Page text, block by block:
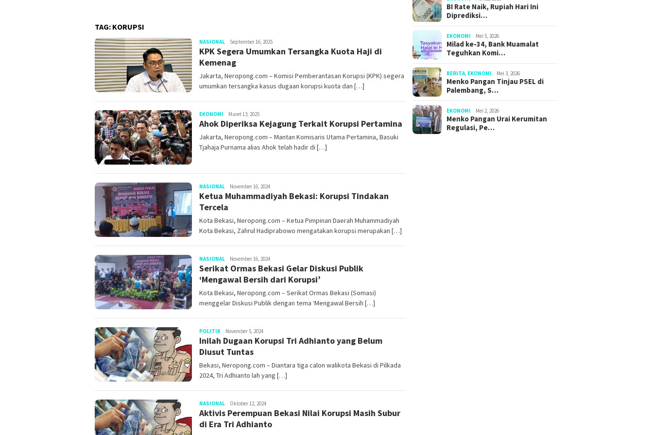
TAG: KORUPSI
NASIONAL Redaksi
September 16, 2025
KPK Segera Umumkan Tersangka Kuota Haji di
Kemenag
Jakarta, Neropong.com – Komisi Pemberantasan Korupsi (KPK) segera
umumkan tersangka kasus dugaan korupsi kuota dan […]
EKONOMI Redaksi
Maret 13, 2025
Ahok Diperiksa Kejagung Terkait Korupsi Pertamina
Jakarta, Neropong.com – Mantan Komisaris Utama Pertamina, Basuki
Tjahaja Purnama alias Ahok telah hadir di […]
NASIONAL Redaksi
November 16, 2024
Ketua Muhammadiyah Bekasi: Korupsi Tindakan
Tercela
Kota Bekasi, Neropong.com – Ketua Pimpinan Daerah Muhammadiyah
Kota Bekasi, Zahrul Hadiprabowo mengatakan korupsi merupakan […]
NASIONAL Redaksi
November 16, 2024
Serikat Ormas Bekasi Gelar Diskusi Publik
‘Mengawal Bersih dari Korupsi’
Kota Bekasi, Neropong.com – Serikat Ormas Bekasi (Somasi)
menggelar Diskusi Publik dengan tema ‘Mengawal Bersih […]
POLITIK Redaksi
November 5, 2024
Inilah Dugaan Korupsi Tri Adhianto yang Belum
Diusut Tuntas
Bekasi, Neropong.com – Diantara tiga calon walikota Bekasi di Pilkada
2024, Tri Adhianto lah yang […]
NASIONAL Redaksi
Oktober 12, 2024
Aktivis Perempuan Bekasi Nilai Korupsi Masih Subur
di Era Tri Adhianto
BI Rate Naik, Rupiah Hari Ini
Diprediksi…
EKONOMI Mei 5, 2026
Milad ke-34, Bank Muamalat
Teguhkan Komi…
BERITA EKONOMI Mei 3, 2026
Menko Pangan Tinjau PSEL di
Palembang, S…
EKONOMI Mei 2, 2026
Menko Pangan Urai Kerumitan
Regulasi, Pe…